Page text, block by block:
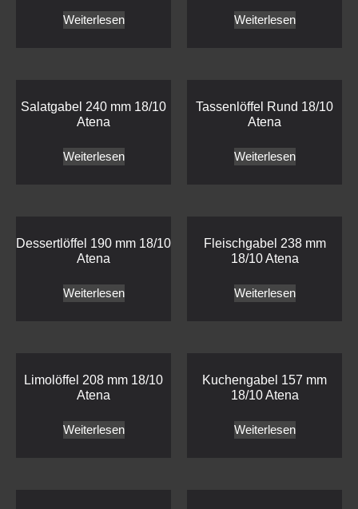
Weiterlesen Weiterlesen
Salatgabel 240 mm 18/10
Atena
Weiterlesen
Tassenlöffel Rund 18/10
Atena
Weiterlesen
Dessertlöffel 190 mm 18/10
Atena
Weiterlesen
Fleischgabel 238 mm
18/10 Atena
Weiterlesen
Limolöffel 208 mm 18/10
Atena
Weiterlesen
Kuchengabel 157 mm
18/10 Atena
Weiterlesen